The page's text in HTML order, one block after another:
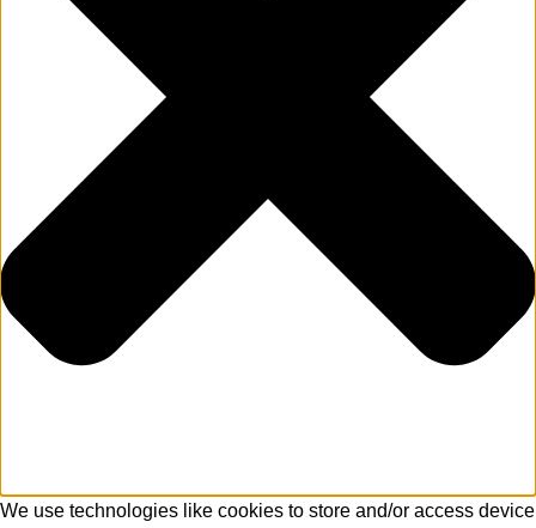
We use technologies like cookies to store and/or access device